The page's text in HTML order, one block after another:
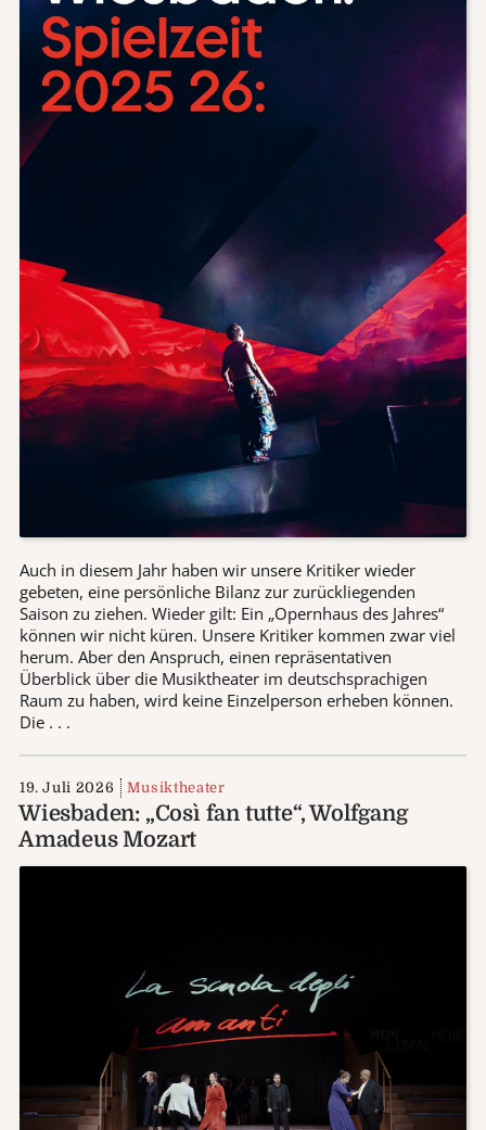
Auch in diesem Jahr haben wir unsere Kritiker wieder
gebeten, eine persönliche Bilanz zur zurückliegenden
Saison zu ziehen. Wieder gilt: Ein „Opernhaus des Jahres“
können wir nicht küren. Unsere Kritiker kommen zwar viel
herum. Aber den Anspruch, einen repräsentativen
Überblick über die Musiktheater im deutschsprachigen
Raum zu haben, wird keine Einzelperson erheben können.
Die . . .
19. Juli 2026 Musiktheater
Wiesbaden: „Così fan tutte“, Wolfgang
Amadeus Mozart